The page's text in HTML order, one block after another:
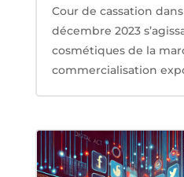
Cour de cassation
décembre 2023
cosmétiques de la
commercialisation